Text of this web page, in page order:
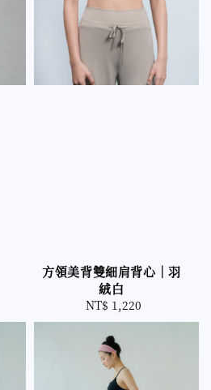
方領美背雙細肩背心｜羽
絨白
Regular
price
NT$ 1,220